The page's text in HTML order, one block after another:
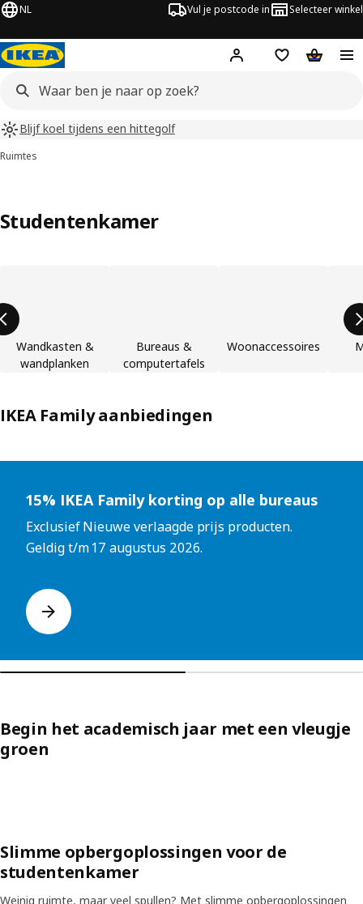
NL Vul je postcode in Selecteer winkel
Hej! Log in
Blijf koel tijdens een hittegolf
Ruimtes
Studentenkamer
Wandkasten &
wandplanken
Bureaus &
computertafels
Woonaccessoires
IKEA Family aanbiedingen
15% IKEA Family korting op alle bureaus
Exclusief Nieuwe verlaagde prijs producten.
Geldig t/m 17 augustus 2026.
Begin het academisch jaar met een vleugje
groen
Slimme opbergoplossingen voor de
studentenkamer
Weinig ruimte, maar veel spullen? Met slimme opbergoplossingen